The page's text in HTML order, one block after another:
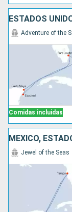
ESTADOS
Comidas incluidas
Adventure of the
MÉXICO,
Jewel of the Seas